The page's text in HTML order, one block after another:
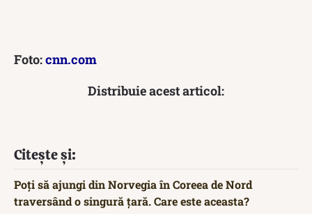
Foto:cnn.com
Distribuie acest articol:
Citește și:
Poți să ajungi din Norvegia în Coreea de Nord
traversând o singură țară. Care este aceasta?